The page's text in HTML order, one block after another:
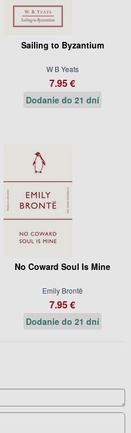
Sailing to Byzantium
W B Yeats
7.95 €
Dodanie do 21 dní
No Coward Soul Is Mine
Emily Brontë
7.95 €
Dodanie do 21 dní